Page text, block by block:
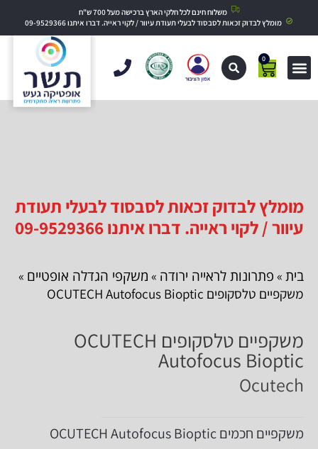
משלוח חינם לכל חלקי הארץ ברכישה מעל 700 ש"ח
מומלץ לבדוק זכאות לסבסוד לבעלי תעודת עיוור / לקוי ראייה. דברו איתנו 09-9529366
0
מומלץ לבדוק זכאות לסבסוד לבעלי תעודת
עיוור / לקוי ראייה. דברו איתנו 09-9529366
בית » פתרונות לראייה ירודה » משקפי הגדלה אופטיים »
משקפיים טלסקופים OCUTECH Autofocus Bioptic
משקפיים טלסקופים OCUTECH
Autofocus Bioptic
Ocutech
משקפיים חכמים OCUTECH Autofocus Bioptic